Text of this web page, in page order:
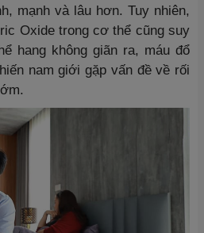
mạnh và lâu hơn. Tuy nhiên,
Oxide trong cơ thể cũng suy
hang không giãn ra, máu đổ
nam giới gặp vấn đề về rối